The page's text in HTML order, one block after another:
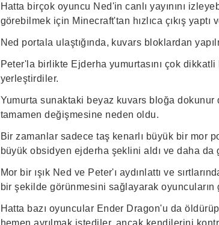
Hatta birçok oyuncu Ned'in canlı yayınını
görebilmek için Minecraft'tan hızlıca çıkış yaptı
Ned portala ulaştığında, kuvars bloklardan
Peter'la birlikte Ejderha yumurtasını çok
yerleştirdiler.
Yumurta sunaktaki beyaz kuvars bloğa dokunur
tamamen değişmesine neden oldu.
Bir zamanlar sadece taş kenarlı büyük bir mor
büyük obsidyen ejderha şeklini aldı ve daha da
Mor bir ışık Ned ve Peter'ı aydınlattı ve
bir şekilde görünmesini sağlayarak oyuncuların
Hatta bazı oyuncular Ender Dragon'u da
hemen ayrılmak istediler, ancak kendilerini